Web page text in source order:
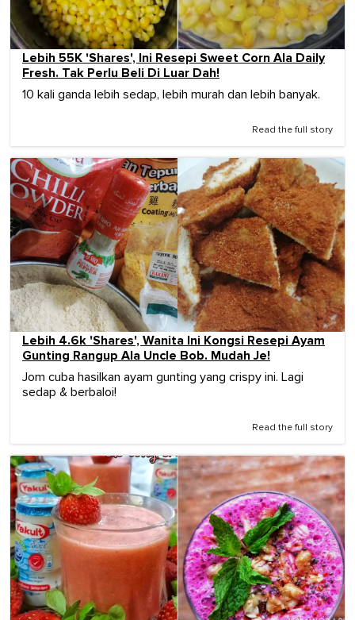
Lebih 55K 'Shares', Ini Resepi Sweet Corn Ala Daily
Fresh. Tak Perlu Beli Di Luar Dah!
10 kali ganda lebih sedap, lebih murah dan lebih banyak.
Read the full story
Lebih 4.6k 'Shares', Wanita Ini Kongsi Resepi Ayam
Gunting Rangup Ala Uncle Bob. Mudah Je!
Jom cuba hasilkan ayam gunting yang crispy ini. Lagi
sedap & berbaloi!
Read the full story